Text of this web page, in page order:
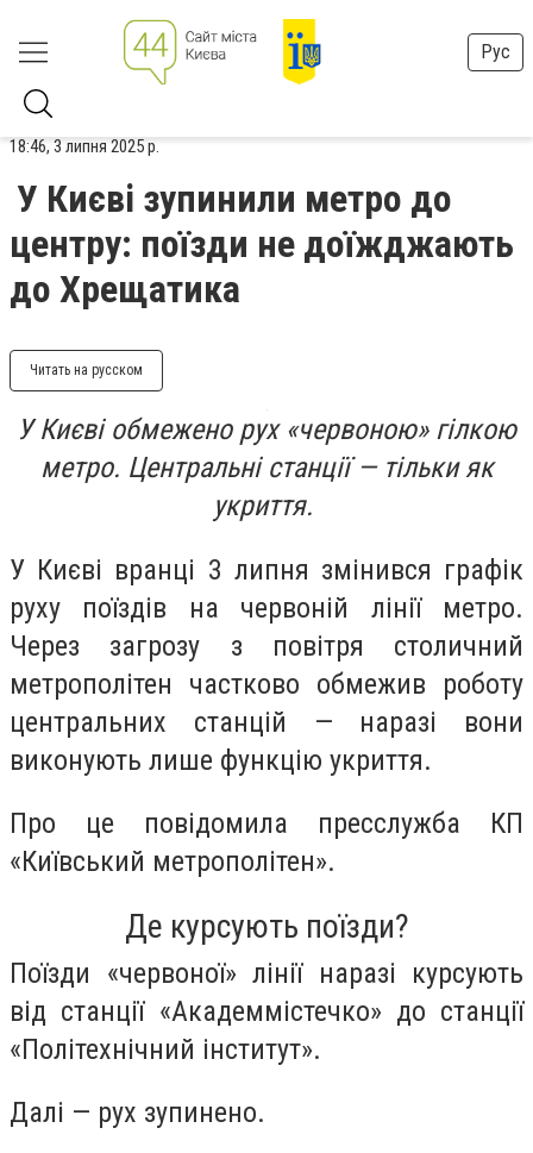
Рус
18:46, 3 липня 2025 р.
У Києві зупинили метро до
центру: поїзди не доїжджають
до Хрещатика
Читать на русском
У Києві обмежено рух «червоною» гілкою
метро. Центральні станції — тільки як
укриття.
У Києві вранці 3 липня змінився графік
руху поїздів на червоній лінії метро.
Через загрозу з повітря столичний
метрополітен частково обмежив роботу
центральних станцій — наразі вони
виконують лише функцію укриття.
Про це повідомила пресслужба КП
«Київський метрополітен».
Де курсують поїзди?
Поїзди «червоної» лінії наразі курсують
від станції «Академмістечко» до станції
«Політехнічний інститут».
Далі — рух зупинено.